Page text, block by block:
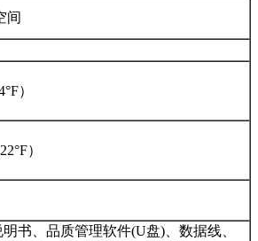
间
）
）
书、品质管理软件(U盘)、数据线、